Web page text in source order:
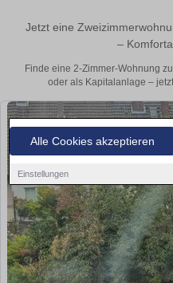
Alle Cookies akzeptieren
Einstellungen
Jetzt eine
–
Finde eine 2-Zimmer-Wohnung
oder als Kapitalanlage –